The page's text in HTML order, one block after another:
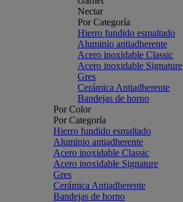
Nectar
Por Categoría
Hierro fundido esmaltado
Aluminio antiadherente
Acero inoxidable Classic
Acero inoxidable Signature
Gres
Cerámica Antiadherente
Bandejas de horno
Por Color
Por Categoría
Hierro fundido esmaltado
Aluminio antiadherente
Acero inoxidable Classic
Acero inoxidable Signature
Gres
Cerámica Antiadherente
Bandejas de horno